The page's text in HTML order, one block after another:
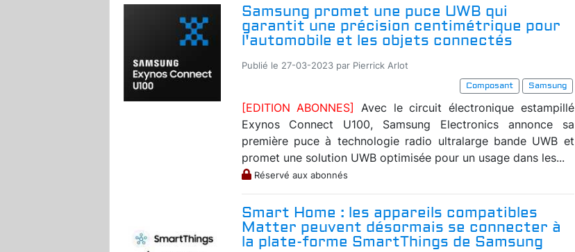
Samsung promet une puce UWB qui
garantit une précision centimétrique pour
l'automobile et les objets connectés
Publié le 27-03-2023 par Pierrick Arlot
Composant
Samsung
[EDITION ABONNES] Avec le circuit électronique estampillé
Exynos Connect U100, Samsung Electronics annonce sa
première puce à technologie radio ultralarge bande UWB et
promet une solution UWB optimisée pour un usage dans les...
Réservé aux abonnés
Smart Home : les appareils compatibles
Matter peuvent désormais se connecter à
la plate-forme SmartThings de Samsung